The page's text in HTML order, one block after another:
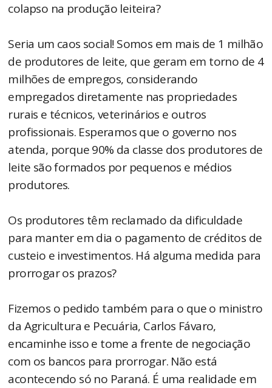
colapso na produção leiteira?
Seria um caos social! Somos em mais de 1 milhão
de produtores de leite, que geram em torno de 4
milhões de empregos, considerando
empregados diretamente nas propriedades
rurais e técnicos, veterinários e outros
profissionais. Esperamos que o governo nos
atenda, porque 90% da classe dos produtores de
leite são formados por pequenos e médios
produtores.
Os produtores têm reclamado da dificuldade
para manter em dia o pagamento de créditos de
custeio e investimentos. Há alguma medida para
prorrogar os prazos?
Fizemos o pedido também para o que o ministro
da Agricultura e Pecuária, Carlos Fávaro,
encaminhe isso e tome a frente de negociação
com os bancos para prorrogar. Não está
acontecendo só no Paraná. É uma realidade em